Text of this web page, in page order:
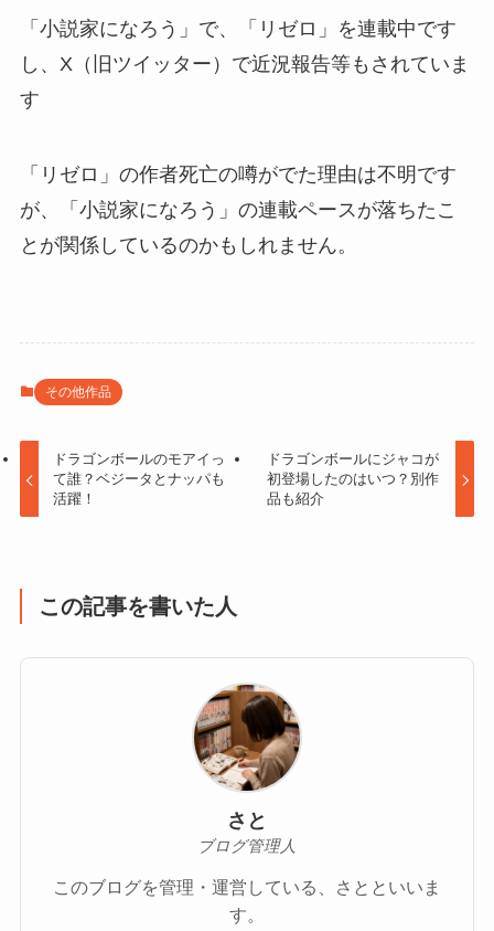
「小説家になろう」で、「リゼロ」を連載中です
し、X（旧ツイッター）で近況報告等もされていま
す
「リゼロ」の作者死亡の噂がでた理由は不明です
が、「小説家になろう」の連載ペースが落ちたこ
とが関係しているのかもしれません。
その他作品
ドラゴンボールのモアイっ
て誰？ベジータとナッパも
活躍！
ドラゴンボールにジャコが
初登場したのはいつ？別作
品も紹介
この記事を書いた人
さと
ブログ管理人
このブログを管理・運営している、さとといいま
す。